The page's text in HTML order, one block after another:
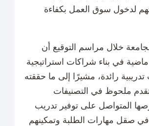
لدخول سوق العمل بكفاءة
خلال مراسم التوقيع أن
في بناء شراكات استراتيجية
رائدة، مشيرًا إلى ما حققته
ملحوظ في التصنيفات
المتواصل على توفير تدريب
صقل مهارات الطلبة وتمكينهم